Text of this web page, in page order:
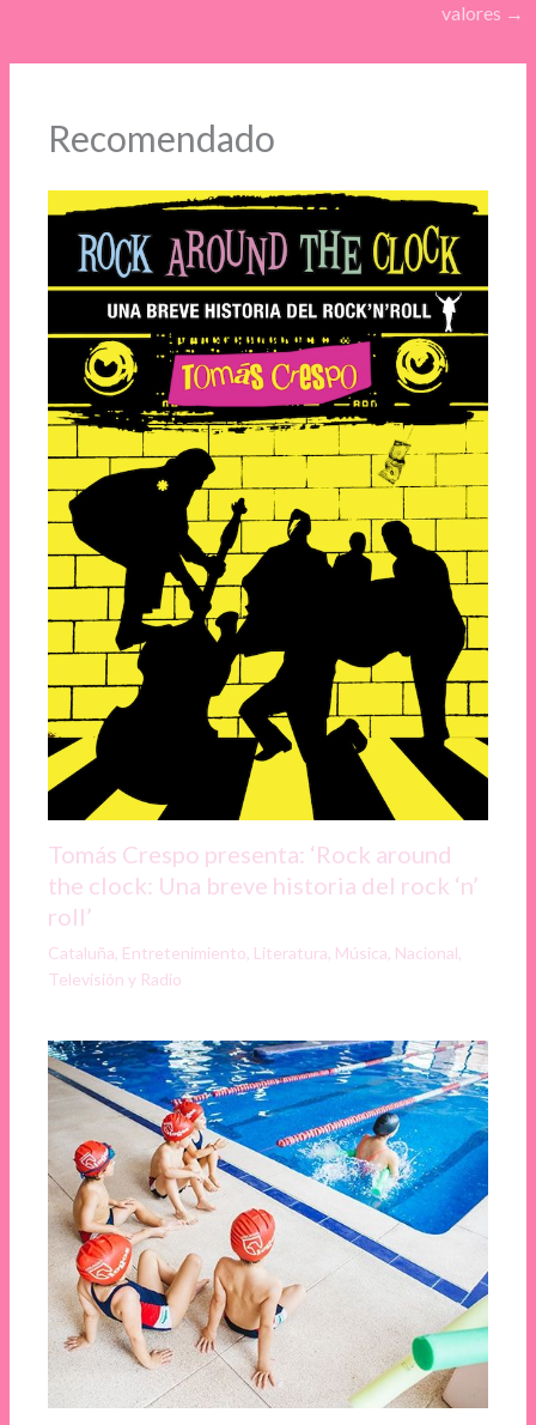
valores →
Recomendado
Tomás Crespo presenta: ‘Rock around
the clock: Una breve historia del rock ‘n’
roll’
Cataluña, Entretenimiento, Literatura, Música, Nacional,
Televisión y Radio